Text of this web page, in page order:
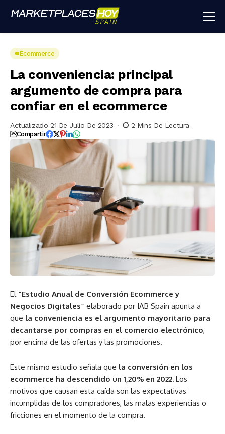
Ecommerce
La conveniencia: principal
argumento de compra para
confiar en el ecommerce
Actualizado 21 De Julio De 2023 2 Mins De Lectura
Compartir
El “Estudio Anual de Conversión Ecommerce y
Negocios Digitales” elaborado por IAB Spain apunta a
que la conveniencia es el argumento mayoritario para
decantarse por compras en el comercio electrónico,
por encima de las ofertas y las promociones.
Este mismo estudio señala que la conversión en los
ecommerce ha descendido un 1,20% en 2022. Los
motivos que causan esta caída son las expectativas
incumplidas de los compradores, las malas experiencias o
fricciones en el momento de la compra.